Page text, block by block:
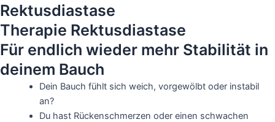
Rektusdiastase
Therapie Rektusdiastase
Für endlich wieder mehr Stabilität in
deinem Bauch
Dein Bauch fühlt sich weich, vorgewölbtoder instabil
an?
Du hast Rückenschmerzen oder einen schwachen